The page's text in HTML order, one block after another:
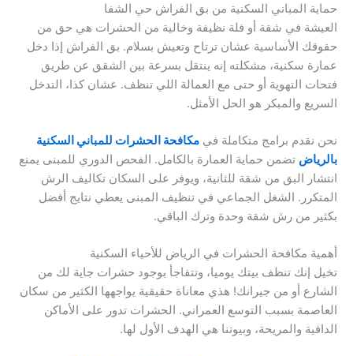
حماية المباني السكنية من بق الفراش حي الشفا
العيشة في شقة أو فلة نظيفة وخالية من الحشرات هي حق من
حقوقك الأساسية عشان ترتاح وتعيش بسلام. بق الفراش إذا دخل
عمارة سكنية، مشكلته إنه ينتقل بسرعة بين الشقق عن طريق
فتحات التهوية أو حتى مع العمالة اللي تنظف. عشان كذا، التدخل
السريع والمبكر هو الحل الأمثل.
نحن نقدم برامج متكاملة في مكافحة الحشرات للمباني السكنية
بالرياض تضمن حماية العمارة بالكامل. الفحص الدوري للمبنى يمنع
انتشار البق من شقة للثانية، ويوفر على السكان تكاليف الرش
المتكرر. الشغل الجماعي في تنظيف المبنى يعطي نتايج أفضل
بكثير من رش شقة وحدة وترك الباقي.
أهمية مكافحة الحشرات في الرياض للأحياء السكنية
تخيل إنك تنظف بيتك يوميا، وتتفاجأ بوجود حشرات جاية لك من
الشارع أو من جيرانك! هذي معاناة حقيقية يواجهها الكثير من سكان
العاصمة بسبب التوسع العمراني. الحشرات تدور على الأماكن
الدافية والمريحة، وبيوتنا هي الهدف الأول لها.